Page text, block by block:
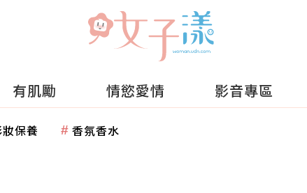
有肌勵 情慾愛情 影音專區
保養 香氛香水